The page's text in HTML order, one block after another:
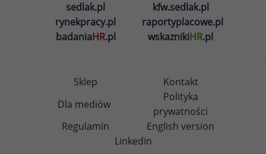
sedlak.pl
kfw.sedlak.pl
rynekpracy.pl
raportyplacowe.pl
badaniaHR.pl wskaznikiHR.pl
Sklep
Kontakt
Dla mediów
Polityka
prywatności
Regulamin
English version
Linkedin